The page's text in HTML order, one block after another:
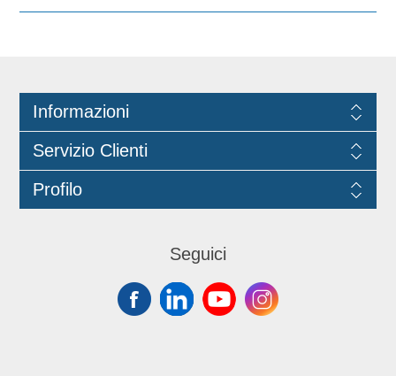
per chi è attento alla qualità e al
Informazioni
Servizio Clienti
Profilo
Seguici